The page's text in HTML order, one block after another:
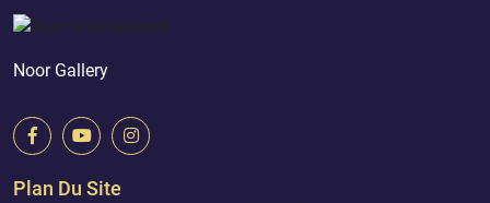
Noor Gallery
Plan Du Site